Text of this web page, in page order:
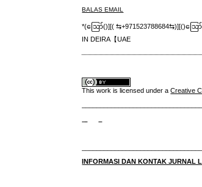
BALAS EMAIL
*(ဪ‍()][( ⇆+971523788684⇆)][()ဪ
IN DEIRA【UAE
This work is licensed under aCreative
INFORMASI DAN KONTAK JURNAL